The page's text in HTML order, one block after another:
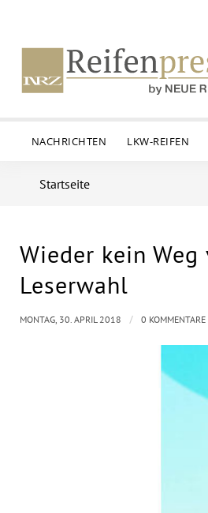
NACHRICHTEN LKW-REIFEN
Startseite
Wieder kein
Leserwahl
MONTAG, 30. APRIL 2018 / 0 KOMMENTARE